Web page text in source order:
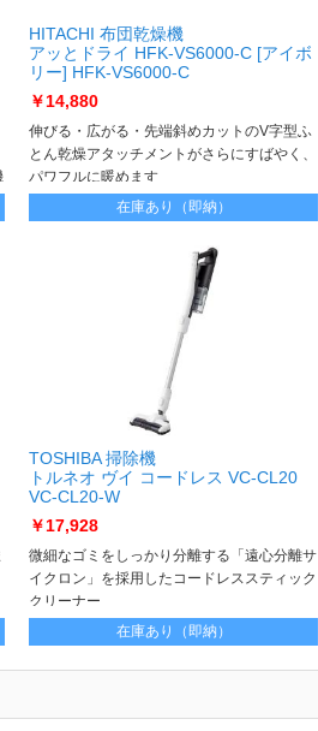
HITACHI 布団乾燥機
アッとドライ HFK-VS6000-C [アイボ
リー] HFK-VS6000-C
￥14,880
伸びる・広がる・先端斜めカットのV字型ふ
とん乾燥アタッチメントがさらにすばやく、
パワフルに暖めます
在庫あり（即納）
TOSHIBA 掃除機
トルネオ ヴイ コードレス VC-CL20
VC-CL20-W
￥17,928
微細なゴミをしっかり分離する「遠心分離サ
イクロン」を採用したコードレススティック
クリーナー
在庫あり（即納）